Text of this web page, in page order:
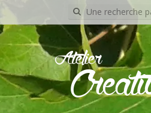
Recherche
pour:
Atelier